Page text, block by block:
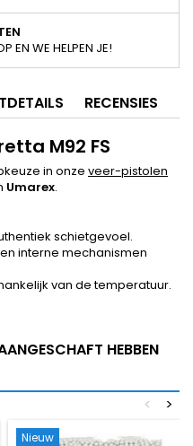
EN WE HELPEN JE!
RECENSIES
M92 FS
in onze veer-pistolen
Umarex.
schietgevoel.
interne mechanismen
van de temperatuur.
HEBBEN
>
<
Nieuw